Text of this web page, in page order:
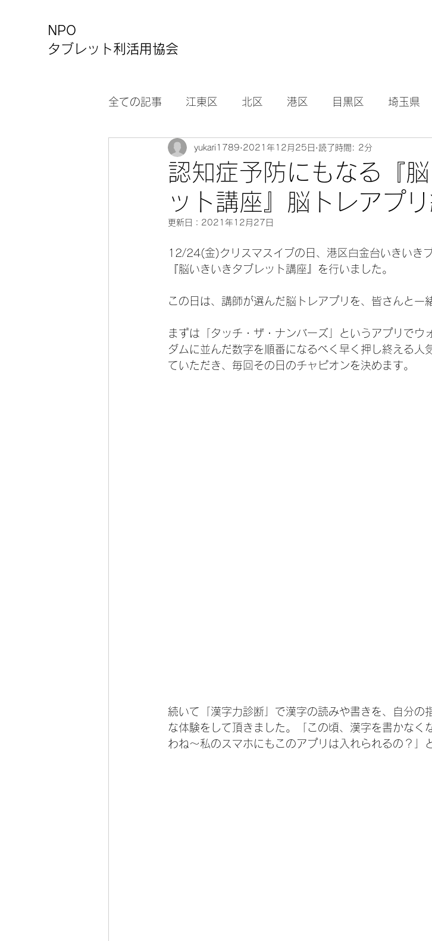
NPO
タブレット利活用協会
全ての記事 江東区 北区 港区 目黒区 埼玉県
カルチャーセンター お知らせ
認知症予防にもなる『
ット講座』脳トレアプ
yukari1789 2021年12月25日 読了時間: 2分
更新日： 2021年12月27日
12/24(金)クリスマスイブの日、港区白金台いきいき
『脳いきいきタブレット講座』を行いました。
この日は、講師が選んだ脳トレアプリを、皆さんと一
まずは「タッチ・ザ・ナンバーズ」というアプリで
ダムに並んだ数字を順番になるべく早く押し終える人
ていただき、毎回その日のチャピオンを決めます。
続いて「漢字力診断」で漢字の読みや書きを、自分の
な体験をして頂きました。「この頃、漢字を書かなく
わね〜私のスマホにもこのアプリは入れられるの？」